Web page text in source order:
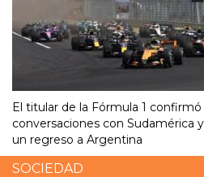
El titular de la Fórmula 1
conversaciones con Sudamérica
un regreso a Argentina
SOCIEDAD